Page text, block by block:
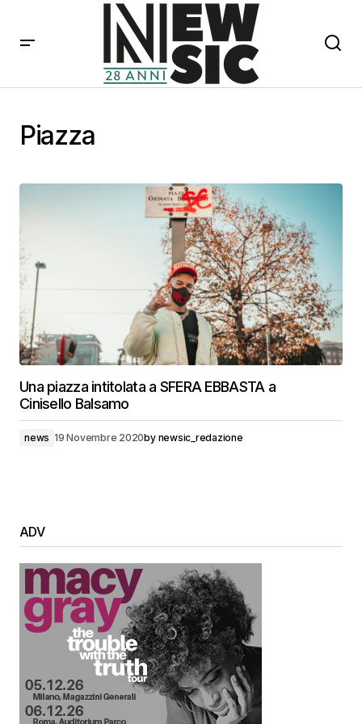
Piazza
Una piazza intitolata a SFERA EBBASTA a
Cinisello Balsamo
news 19 Novembre 2020by newsic_redazione
ADV